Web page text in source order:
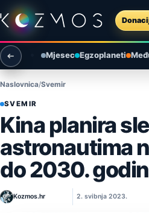
Preskoči na sadržaj
Otvori izbornik
Otvori pretragu
Mjesec Egzoplaneti
Naslovnica Svemir
SVEMIR
Kina planira
astronautima
do 2030.
Kozmos.hr 2. svibnja 2023.